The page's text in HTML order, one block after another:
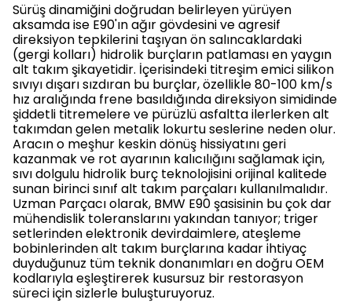
Sürüş dinamiğini doğrudan belirleyen yürüyen
aksamda ise E90'ın ağır gövdesini ve agresif
direksiyon tepkilerini taşıyan ön salıncaklardaki
(gergi kolları) hidrolik burçların patlaması en yaygın
alt takım şikayetidir. İçerisindeki titreşim emici silikon
sıvıyı dışarı sızdıran bu burçlar, özellikle 80-100 km/s
hız aralığında frene basıldığında direksiyon simidinde
şiddetli titremelere ve pürüzlü asfaltta ilerlerken alt
takımdan gelen metalik lokurtu seslerine neden olur.
Aracın o meşhur keskin dönüş hissiyatını geri
kazanmak ve rot ayarının kalıcılığını sağlamak için,
sıvı dolgulu hidrolik burç teknolojisini orijinal kalitede
sunan birinci sınıf alt takım parçaları kullanılmalıdır.
Uzman Parçacı olarak, BMW E90 şasisinin bu çok dar
mühendislik toleranslarını yakından tanıyor; triger
setlerinden elektronik devirdaimlere, ateşleme
bobinlerinden alt takım burçlarına kadar ihtiyaç
duyduğunuz tüm teknik donanımları en doğru OEM
kodlarıyla eşleştirerek kusursuz bir restorasyon
süreci için sizlerle buluşturuyoruz.